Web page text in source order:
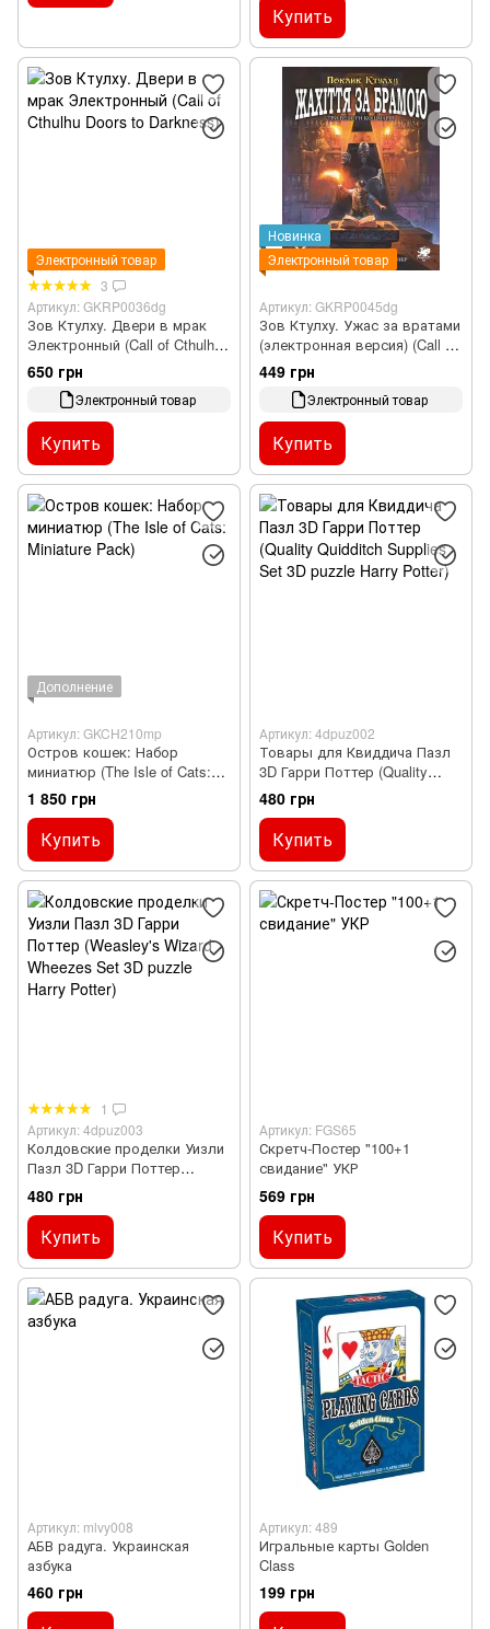
Купить
Электронный товар
3
Артикул: GKRP0036dg
Зов Ктулху. Двери в мрак
Электронный (Call of Cthulhu
Doors to Darkness)
650 грн
Электронный товар
Купить
Новинка
Электронный товар
Артикул: GKRP0045dg
Зов Ктулху. Ужас за вратами
(электронная версия) (Call of
Cthulhu: Gateways to Terror)
449 грн
Электронный товар
Купить
Дополнение
Артикул: GKCH210mp
Остров кошек: Набор
миниатюр (The Isle of Cats:
Miniature Pack)
1 850 грн
Купить
Артикул: 4dpuz002
Товары для Квиддича Пазл
3D Гарри Поттер (Quality
Quidditch Supplies Set 3D
puzzle Harry Potter)
480 грн
Купить
1
Артикул: 4dpuz003
Колдовские проделки Уизли
Пазл 3D Гарри Поттер
(Weasley's Wizard Wheezes
Set 3D puzzle Harry Potter)
480 грн
Купить
Артикул: FGS65
Скретч-Постер "100+1
свидание" УКР
569 грн
Купить
Артикул: mlvy008
АБВ радуга. Украинская
азбука
460 грн
Артикул: 489
Игральные карты Golden
Class
199 грн